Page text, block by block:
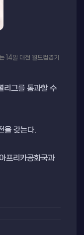
14일 대전 월드컵경기
리그를 통과할 수
을 갖는다.
프리카공화국과